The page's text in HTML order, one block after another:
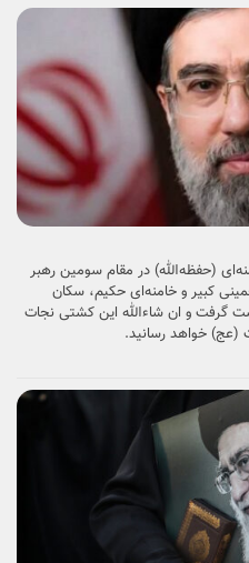
(حفظه‌الله) در مقام سومین رهبر
کبیر و خامنه‌ای حکیم، سکان
گرفت و ان شاءالله این کشتی نجات
خواهد رسانید.